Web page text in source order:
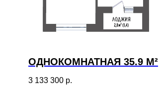
ОДНОКОМНАТНАЯ 35.9 М²
3 133 300 р.